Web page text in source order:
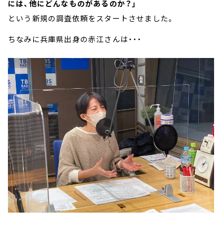
には、他にどんなものがあるのか？」
という新規の調査依頼をスタートさせました。
ちなみに兵庫県出身の赤江さんは・・・